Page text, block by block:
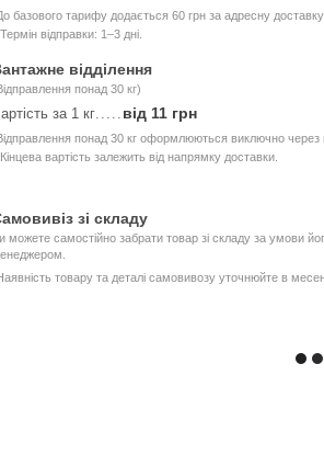
базового тарифу додається 60 грн за адресну доставку.
відправки: 1–3 дні.
відділення
понад 30 кг)
за 1 кг..... від 11 грн
понад 30 кг оформлюються виключно через
вартість залежить від напрямку доставки.
зі складу
можете самостійно забрати товар зі складу за умови
товару та деталі самовивозу уточнюйте в